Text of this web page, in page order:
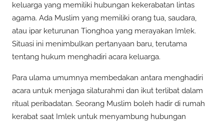
keluarga yang memiliki hubungan kekerabatan lintas
agama. Ada Muslim yang memiliki orang tua, saudara,
atau ipar keturunan Tionghoa yang merayakan Imlek.
Situasi ini menimbulkan pertanyaan baru, terutama
tentang hukum menghadiri acara keluarga.
Para ulama umumnya membedakan antara menghadiri
acara untuk menjaga silaturahmi dan ikut terlibat dalam
ritual peribadatan. Seorang Muslim boleh hadir di rumah
kerabat saat Imlek untuk menyambung hubungan